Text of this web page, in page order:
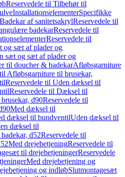
Reservedele til Tilbehør til
InstallationselementerSpecifikke
Badekar af sanitetsakrylReservedele til
badekarReservedele til
Reservedele til
og sæt af plader og
sæt og sæt af plader og
til doucher & badekarAfløbsgarniture
Afløbsgarniture til brusekar,
Reservedele til Uden dæksel til
Reservedele til Dæksel til
d90Reservedele til
Med dæksel til
dæksel til bundventilUden dæksel til
dæksel til
d52Reservedele til
Med drejebetjeningReservedele til
til drejebetjeningerReservedele
Med drejebetjening og
og indløbSlutmontagesæt